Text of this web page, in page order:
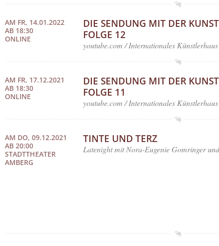
AM FR, 14.01.2022
AB 18:30
ONLINE
DIE SENDUNG MIT DER
FOLGE 12
youtube.com / Internationales
AM FR, 17.12.2021
AB 18:30
ONLINE
DIE SENDUNG MIT DER
FOLGE 11
youtube.com / Internationales
AM DO, 09.12.2021
AB 20:00
STADTTHEATER
AMBERG
TINTE UND TERZ
Latenight mit Nora-Eugenie Gomringer